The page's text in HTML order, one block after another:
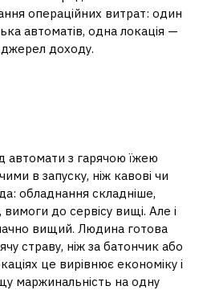
операційних витрат: один
автоматів, одна локація —
джерел доходу.
автомати з гарячою їжею
в запуску, ніж кавові чи
обладнання складніше,
до сервісу вищі. Але і
вищий. Людина готова
страву, ніж за батончик або
це вирівнює економіку і
маржинальність на одну